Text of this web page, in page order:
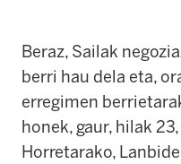
Beraz, Sailak
berri hau dela eta,
erregimen
honek, gaur, hilak
Horretarako,